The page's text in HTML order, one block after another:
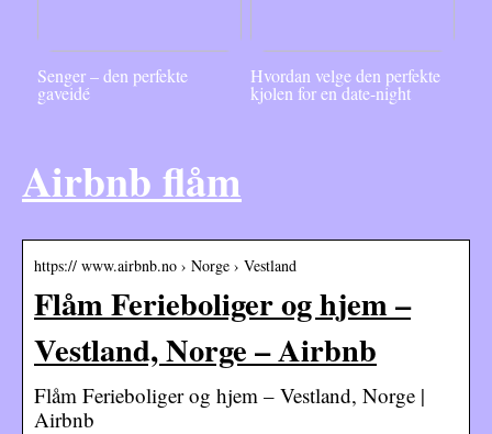
Senger – den perfekte
gaveidé
Hvordan velge den perfekte
kjolen for en date-night
Airbnb flåm
https:// www.airbnb.no › Norge › Vestland
Flåm Ferieboliger og hjem –
Vestland, Norge – Airbnb
Flåm Ferieboliger og hjem – Vestland, Norge |
Airbnb